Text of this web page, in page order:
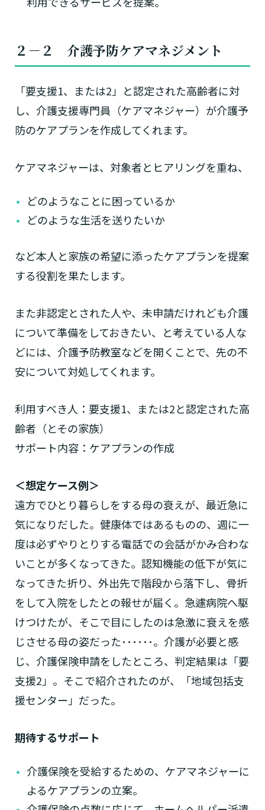
２－２ 介護予防ケアマネジメント
「要支援1、または2」と認定された高齢者に対
し、介護支援専門員（ケアマネジャー）が介護予
防のケアプランを作成してくれます。
ケアマネジャーは、対象者とヒアリングを重ね、
どのようなことに困っているか
どのような生活を送りたいか
など本人と家族の希望に添ったケアプランを提案
する役割を果たします。
また非認定とされた人や、未申請だけれども介護
について準備をしておきたい、と考えている人な
どには、介護予防教室などを開くことで、先の不
安について対処してくれます。
利用すべき人：要支援1、または2と認定された高
齢者（とその家族）
サポート内容：ケアプランの作成
＜想定ケース例＞
遠方でひとり暮らしをする母の衰えが、最近急に
気になりだした。健康体ではあるものの、週に一
度は必ずやりとりする電話での会話がかみ合わな
いことが多くなってきた。認知機能の低下が気に
なってきた折り、外出先で階段から落下し、骨折
をして入院をしたとの報せが届く。急遽病院へ駆
けつけたが、そこで目にしたのは急激に衰えを感
じさせる母の姿だった･･････。介護が必要と感
じ、介護保険申請をしたところ、判定結果は「要
支援2」。そこで紹介されたのが、「地域包括支
援センター」だった。
期待するサポート
介護保険を受給するための、ケアマネジャーに
よるケアプランの立案。